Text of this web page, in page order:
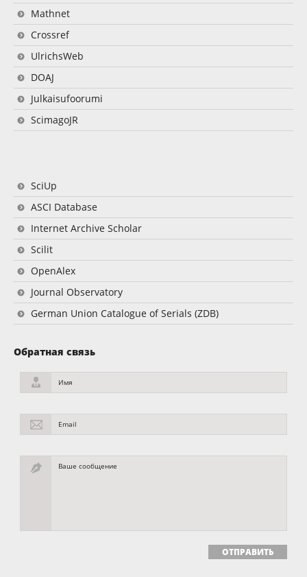
Mathnet
Crossref
UlrichsWeb
DOAJ
Julkaisufoorumi
ScimagoJR
SciUp
ASCI Database
Internet Archive Scholar
Scilit
OpenAlex
Journal Observatory
German Union Catalogue of Serials (ZDB)
Обратная связь
Имя
Email
Ваше сообщение